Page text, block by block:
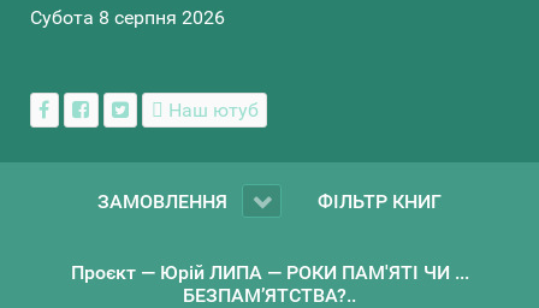
Субота 8 серпня 2026
Наш ютуб
ЗАМОВЛЕННЯ ФІЛЬТР КНИГ
Проєкт — Юрій ЛИПА — РОКИ ПАМ'ЯТІ ЧИ ...
БЕЗПАМ’ЯТСТВА?..